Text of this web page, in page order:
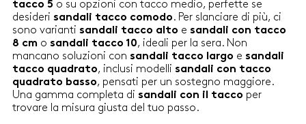
naturale con logo e isola in
gomma
tacco 5 o su opzioni con tacco medio, perfette se
desideri sandali tacco comodo . Per slanciare di più, ci
sono varianti sandali tacco alto e sandali con tacco
8 cm o sandali tacco 10, ideali per la sera. Non
mancano soluzioni con sandali tacco largo e sandali
tacco quadrato, inclusi modelli sandali con tacco
quadrato basso, pensati per un sostegno maggiore.
Una gamma completa di sandali con il tacco per
trovare la misura giusta del tuo passo.